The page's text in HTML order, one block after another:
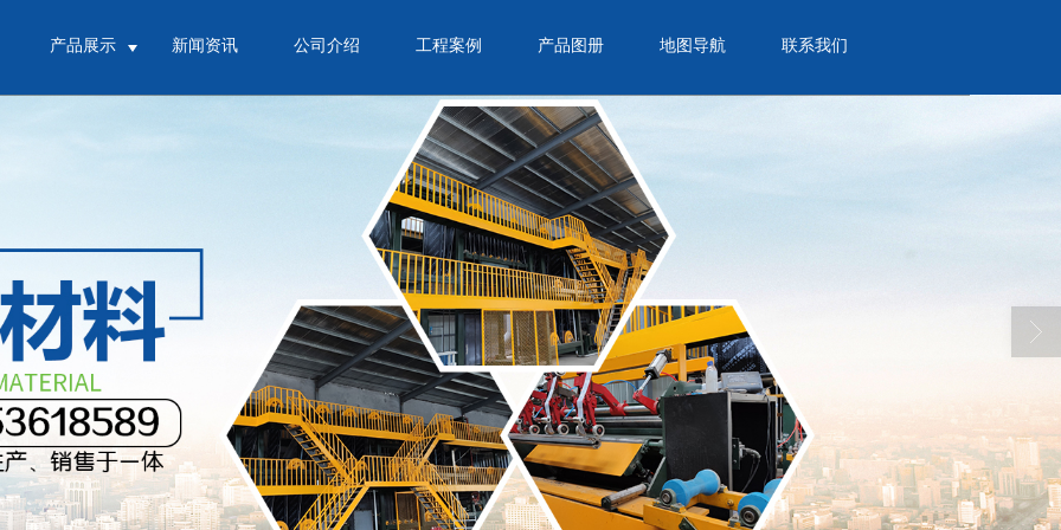
产品展示 新闻资讯 公司介绍 工程案例 产品图册 地图导航 联系我们